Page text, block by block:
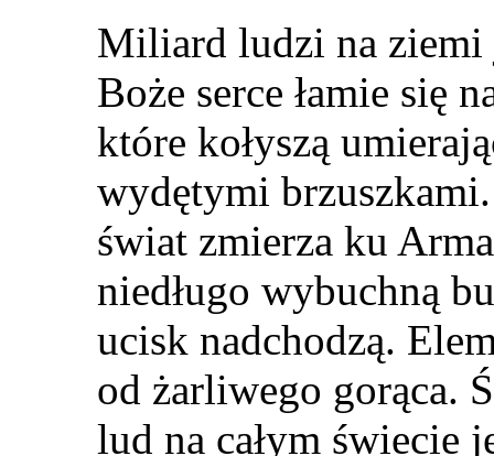
Miliard ludzi na ziemi
Boże serce łamie się
które kołyszą
wydętymi
świat zmierza ku
niedługo wybuchną
ucisk nadchodzą.
od żarliwego gorąca.
lud na całym świecie